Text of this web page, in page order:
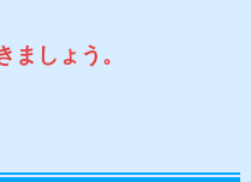
ましょう。